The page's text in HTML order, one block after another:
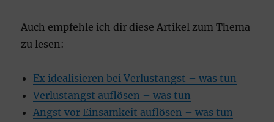
Auch empfehle ich dir diese Artikel zum Thema
zu lesen:
Ex idealisieren bei Verlustangst – was tun
Verlustangst auflösen – was tun
Angst vor Einsamkeit auflösen – was tun